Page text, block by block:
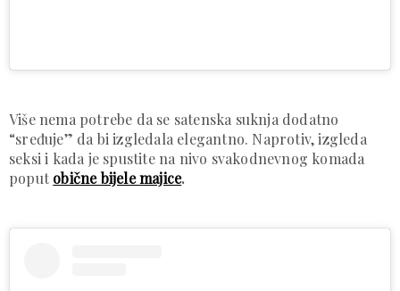
Više nema potrebe da se satenska suknja dodatno
“sređuje” da bi izgledala elegantno. Naprotiv, izgleda
seksi i kada je spustite na nivo svakodnevnog komada
poput obične bijele majice.